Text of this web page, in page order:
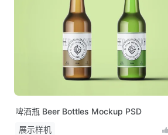
啤酒瓶 Beer Bottles Mockup PSD
展示样机